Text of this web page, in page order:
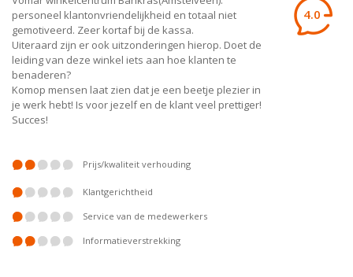
personeel klantonvriendelijkheid en totaal niet
gemotiveerd. Zeer kortaf bij de kassa.
Uiteraard zijn er ook uitzonderingen hierop. Doet de
leiding van deze winkel iets aan hoe klanten te
benaderen?
Komop mensen laat zien dat je een beetje plezier in
je werk hebt! Is voor jezelf en de klant veel prettiger!
Succes!
4.0
prijs/kwaliteit verhouding
klantgerichtheid
service van de medewerkers
informatieverstrekking